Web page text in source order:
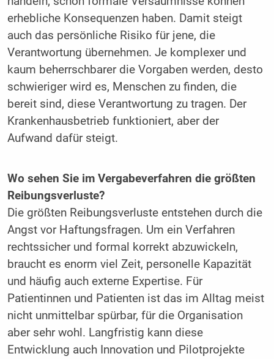
erhebliche Konsequenzen haben. Damit steigt
auch das persönliche Risiko für jene, die
Verantwortung übernehmen. Je komplexer und
kaum beherrschbarer die Vorgaben werden, desto
schwieriger wird es, Menschen zu finden, die
bereit sind, diese Verantwortung zu tragen. Der
Krankenhausbetrieb funktioniert, aber der
Aufwand dafür steigt.
Wo sehen Sie im Vergabeverfahren die größten
Reibungsverluste?
Die größten Reibungsverluste entstehen durch die
Angst vor Haftungsfragen. Um ein Verfahren
rechtssicher und formal korrekt abzuwickeln,
braucht es enorm viel Zeit, personelle Kapazität
und häufig auch externe Expertise. Für
Patientinnen und Patienten ist das im Alltag meist
nicht unmittelbar spürbar, für die Organisation
aber sehr wohl. Langfristig kann diese
Entwicklung auch Innovation und Pilotprojekte